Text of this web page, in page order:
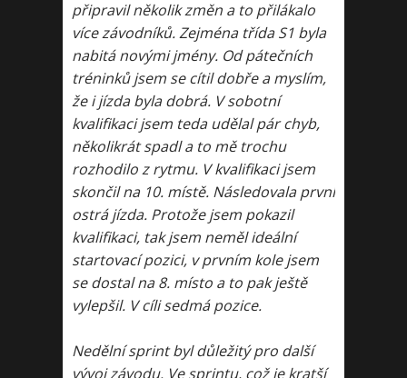
připravil několik změn a to přilákalo
více závodníků. Zejména třída S1 byla
nabitá novými jmény. Od pátečních
tréninků jsem se cítil dobře a myslím,
že i jízda byla dobrá. V sobotní
kvalifikaci jsem teda udělal pár chyb,
několikrát spadl a to mě trochu
rozhodilo z rytmu. V kvalifikaci jsem
skončil na 10. místě. Následovala první
ostrá jízda. Protože jsem pokazil
kvalifikaci, tak jsem neměl ideální
startovací pozici, v prvním kole jsem
se dostal na 8. místo a to pak ještě
vylepšil. V cíli sedmá pozice.
Nedělní sprint byl důležitý pro další
vývoj závodu. Ve sprintu, což je kratší